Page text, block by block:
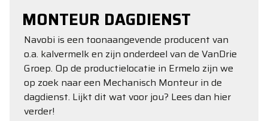
MONTEUR DAGDIENST
Navobi is een toonaangevende producent van
o.a. kalvermelk en zijn onderdeel van de VanDrie
Groep. Op de productielocatie in Ermelo zijn we
op zoek naar een Mechanisch Monteur in de
dagdienst. Lijkt dit wat voor jou? Lees dan hier
verder!